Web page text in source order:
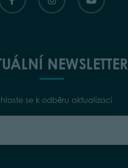
NEWSLETTER
se k odběru aktualizací